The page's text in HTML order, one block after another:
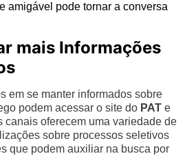
amigável pode tornar a conversa
mais Informações
em se manter informados sobre
podem acessar o site do PAT e
canais oferecem uma variedade de
sobre processos seletivos
que podem auxiliar na busca por